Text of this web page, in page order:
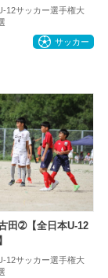
12サッカー選手権大
サッカー
田➁【全日本U-12
12サッカー選手権大